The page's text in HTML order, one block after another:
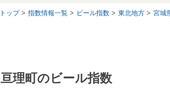
トップ 指数情報一覧 ビール指数 東北地方 宮城
亘理町のビール指数